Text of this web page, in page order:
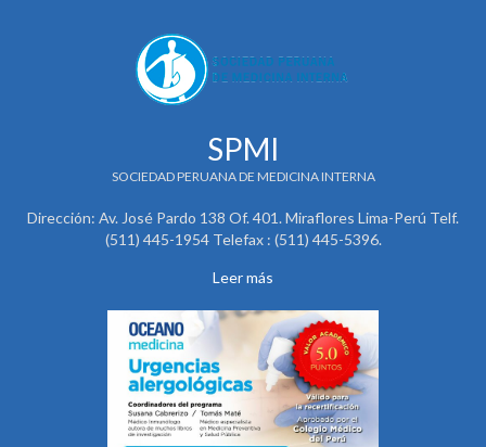
SPMI
SOCIEDAD PERUANA DE MEDICINA INTERNA
Dirección: Av. José Pardo 138 Of. 401. Miraflores Lima-Perú Telf.
(511) 445-1954 Telefax : (511) 445-5396.
Leer más